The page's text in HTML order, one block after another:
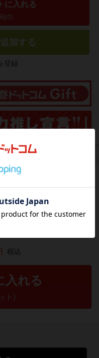
に入れる
加する
登録
ません。 今後読まれる
らえませんか？
く
税込
入れる
ト)